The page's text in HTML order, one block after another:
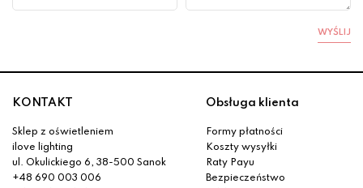
WYŚLIJ
KONTAKT
Sklep z oświetleniem
ilove lighting
ul. Okulickiego 6, 38-500 Sanok
+48 690 003 006
Obsługa klienta
Formy płatności
Koszty wysyłki
Raty Payu
Bezpieczeństwo